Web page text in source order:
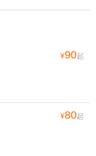
¥90起
¥80起